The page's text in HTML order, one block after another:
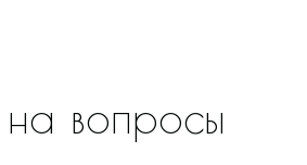
вопросы